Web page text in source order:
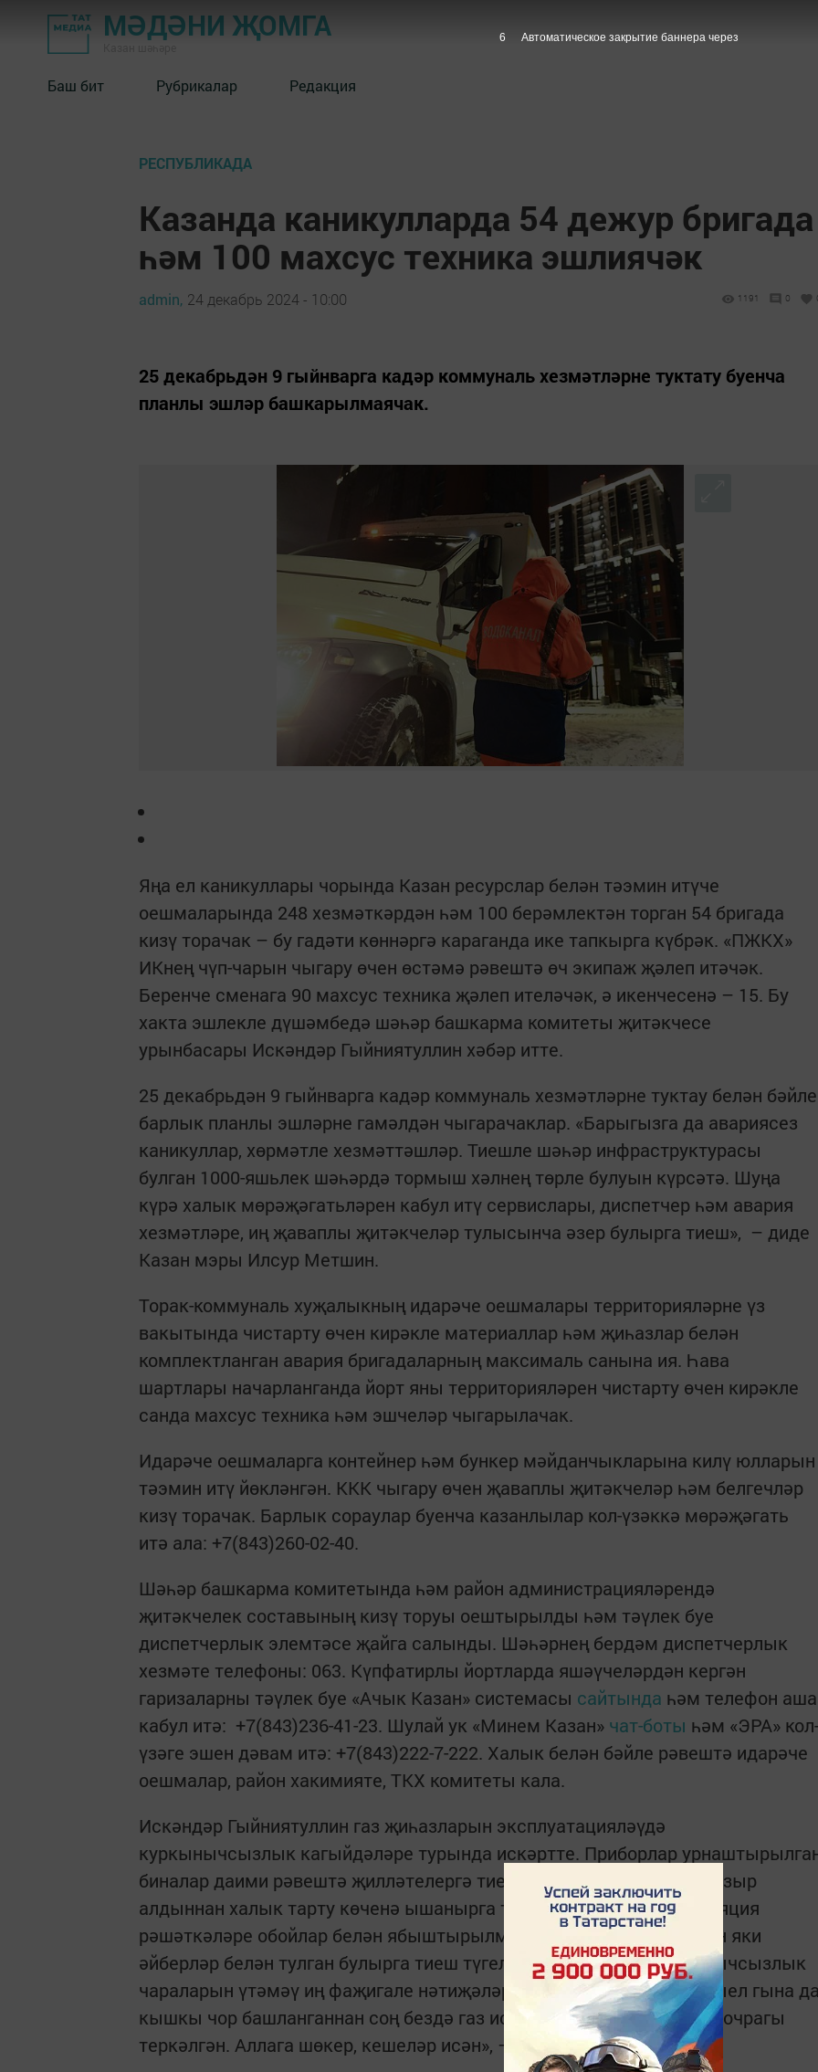
МӘДӘНИ ҖОМГА
Баш бит Рубрикалар Редакция
РЕСПУБЛИКАДА
Казанда каникулларда 54 дежур бригада
һәм 100 махсус техника эшлиячәк
admin, 24 декабрь 2024 - 10:00 1191 0
25 декабрьдән 9 гыйнварга кадәр коммуналь хезмәтләрне туктату буенча
планлы эшләр башкарылмаячак.
Яңа ел каникуллары чорында Казан ресурслар белән тәэмин итүче
оешмаларында 248 хезмәткәрдән һәм 100 берәмлектән торган 54 бригада
кизү торачак – бу гадәти көннәргә караганда ике тапкырга күбрәк. «ПЖКХ»
ИКнең чүп-чарын чыгару өчен өстәмә рәвештә өч экипаж җәлеп итәчәк.
Беренче сменага 90 махсус техника җәлеп ителәчәк, ә икенчесенә – 15. Бу
хакта эшлекле дүшәмбедә шәһәр башкарма комитеты җитәкчесе
урынбасары Искәндәр Гыйниятуллин хәбәр итте.
25 декабрьдән 9 гыйнварга кадәр коммуналь хезмәтләрне туктау белән бәйле
барлык планлы эшләрне гамәлдән чыгарачаклар. «Барыгызга да авариясез
каникуллар, хөрмәтле хезмәттәшләр. Тиешле шәһәр инфраструктурасы
булган 1000-яшьлек шәһәрдә тормыш хәлнең төрле булуын күрсәтә. Шуңа
күрә халык мөрәҗәгатьләрен кабул итү сервислары, диспетчер һәм авария
хезмәтләре, иң җаваплы җитәкчеләр тулысынча әзер булырга тиеш», – диде
Казан мэры Илсур Метшин.
Торак-коммуналь хуҗалыкның идарәче оешмалары территорияләрне үз
вакытында чистарту өчен кирәкле материаллар һәм җиһазлар белән
комплектланган авария бригадаларның максималь санына ия. Һава
шартлары начарланганда йорт яны территорияләрен чистарту өчен кирәкле
санда махсус техника һәм эшчеләр чыгарылачак.
Идарәче оешмаларга контейнер һәм бункер мәйданчыкларына килү юлларын
тәэмин итү йөкләнгән. ККК чыгару өчен җаваплы җитәкчеләр һәм белгечләр
кизү торачак. Барлык сораулар буенча казанлылар кол-үзәккә мөрәҗәгать
итә ала: +7(843)260-02-40.
Шәһәр башкарма комитетында һәм район администрацияләрендә
җитәкчелек составының кизү торуы оештырылды һәм тәүлек буе
диспетчерлык элемтәсе җайга салынды. Шәһәрнең бердәм диспетчерлык
хезмәте телефоны: 063. Күпфатирлы йортларда яшәүчеләрдән кергән
гаризаларны тәүлек буе «Ачык Казан» системасы сайтында һәм телефон аша
кабул итә: +7(843)236-41-23. Шулай ук «Минем Казан» чат-боты һәм «ЭРА» кол-
үзәге эшен дәвам итә: +7(843)222-7-222. Халык белән бәйле рәвештә идарәче
оешмалар, район хакимияте, ТКХ комитеты кала.
Искәндәр Гыйниятуллин газ җиһазларын эксплуатацияләүдә
куркынычсызлык кагыйдәләре турында искәртте. Приборлар
биналар даими рәвештә җилләтелергә тиеш. Газ баганаларын кабызыр
алдыннан халык тарту көченә ышанырга тиеш. Кухняларда вентиляция
рәшәткәләре обойлар белән ябыштырылмаган, шкафларга ябылган яки
әйберләр белән тулган булырга тиеш түгел. «Бу элементар куркынычсызлык
чараларын үтәмәү иң фаҗигале нәтиҗәләргә китерергә мөмкин. Быел гына да
кышкы чор башланганнан соң бездә газ исе белән агулануның биш очрагы
теркәлгән. Аллага шөкер, кешеләр исән», – дип өстәде спикер.
5 Автоматическое закрытие баннера через